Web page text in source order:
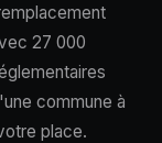
27 000
commune à
place.